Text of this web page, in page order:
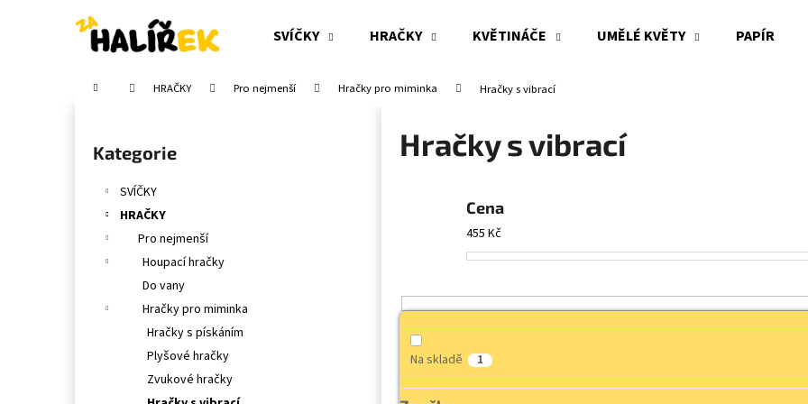
SVÍČKY HRAČKY KVĚTINÁČE UMĚLÉ KVĚTY PAPÍR
Domů HRAČKY Pro nejmenší Hračky pro miminka Hračky s vibrací
Přeskočit
kategorie
Kategorie
SVÍČKY
HRAČKY
Pro nejmenší
Houpací hračky
Do vany
Hračky pro miminka
Hračky s pískáním
Plyšové hračky
Zvukové hračky
Hračky s vibrací
Cena
455 Kč
Na skladě 1
Zpět
Zpět
Co potřebujete najít?
Doporučujeme